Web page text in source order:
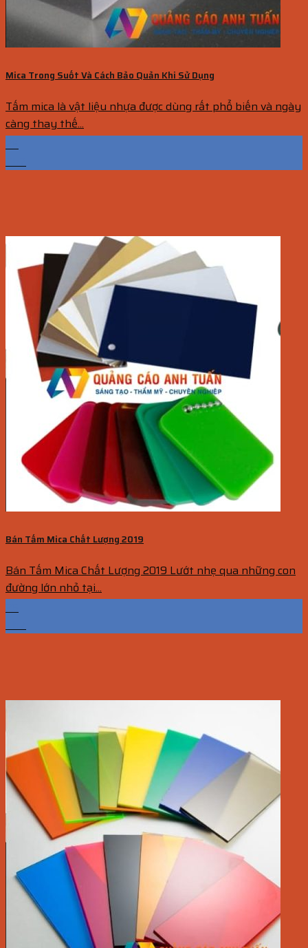
Mica Trong Suốt Và Cách Bảo Quản Khi Sử Dụng
Tấm mica là vật liệu nhựa được dùng rất phổ biến và ngày
càng thay thế...
Bán Tấm Mica Chất Lượng 2019
Bán Tấm Mica Chất Lượng 2019 Lướt nhẹ qua những con
đường lớn nhỏ tại...
26
Th7